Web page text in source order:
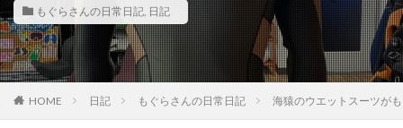
もぐらさんの日常日記, 日記
HOME 日記 もぐらさんの日常日記 海猿のウエットスーツが